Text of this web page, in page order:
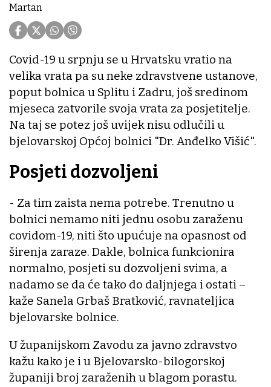
Martan
Covid-19 u srpnju se u Hrvatsku vratio na
velika vrata pa su neke zdravstvene ustanove,
poput bolnica u Splitu i Zadru, još sredinom
mjeseca zatvorile svoja vrata za posjetitelje.
Na taj se potez još uvijek nisu odlučili u
bjelovarskoj Općoj bolnici "Dr. Anđelko Višić".
Posjeti dozvoljeni
- Za tim zaista nema potrebe. Trenutno u
bolnici nemamo niti jednu osobu zaraženu
covidom-19, niti što upućuje na opasnost od
širenja zaraze. Dakle, bolnica funkcionira
normalno, posjeti su dozvoljeni svima, a
nadamo se da će tako do daljnjega i ostati –
kaže Sanela Grbaš Bratković, ravnateljica
bjelovarske bolnice.
U županijskom Zavodu za javno zdravstvo
kažu kako je i u Bjelovarsko-bilogorskoj
županiji broj zaraženih u blagom porastu.